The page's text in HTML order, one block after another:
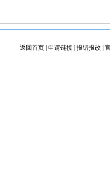
返回首页| 申请链接| 报错报改